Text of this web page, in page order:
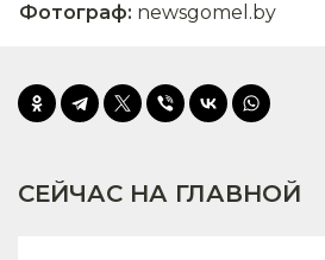
Фотограф: newsgomel.by
СЕЙЧАС НА ГЛАВНОЙ